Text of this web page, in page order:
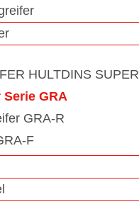
HULTDINS
GRA
GRA-R
F